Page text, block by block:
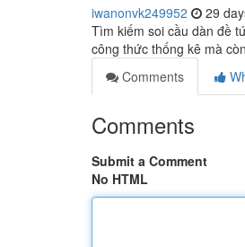
iwanonvk249952 29
Tìm kiếm soi cầu dàn đề
công thức thống kê mà
Comments
Comments
Submit a Comment
No HTML